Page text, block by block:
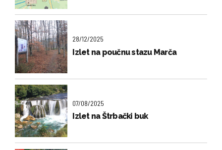
28/12/2025
Izlet na poučnu stazu Marča
07/08/2025
Izlet na Štrbački buk